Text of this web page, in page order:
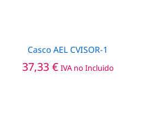
Casco AEL CVISOR-1
37,33 € IVA no Incluido